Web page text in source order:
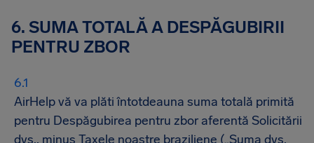
6. SUMA TOTALĂ A DESPĂGUBIRII
PENTRU ZBOR
AirHelp vă va plăti întotdeauna suma totală primită
pentru Despăgubirea pentru zbor aferentă Solicitării
dvs., minus Taxele noastre braziliene („Suma dvs.